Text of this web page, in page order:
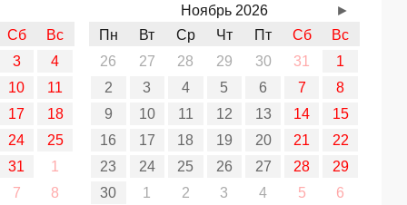
Сб
Вс
3
4
10
11
17
18
24
25
31
1
7
8
Ноябрь 2026
Пн
Вт Ср Чт Пт Сб
Вс
26
27 28 29 30 31
1
2
3 4 5 6 7
8
9
10 11 12 13 14
15
16
17 18 19 20 21
22
23
24 25 26 27 28
29
30
1 2 3 4 5 6
►